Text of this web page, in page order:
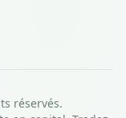
réservés.